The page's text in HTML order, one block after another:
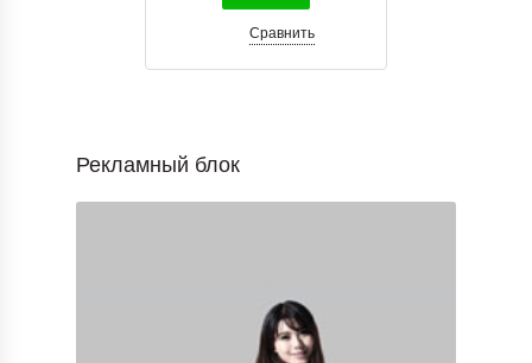
Сравнить
Рекламный блок